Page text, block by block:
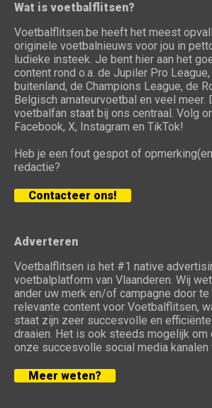
Wat is voetbalflitsen?
Voetbalflitsen.be heeft het meest
originele voetbalnieuws voor jou in
ludieke insteek. Je bent hier aan het
content rond o.a. de Jupiler Pro
buitenland, de Champions League, de
Belgisch amateurvoetbal en veel meer.
voetbalfan staat bij ons centraal. Volg
Facebook, X, Instagram en TikTok!
Heb je een fout gespot of
redactie?
Contacteer ons!
Adverteren
Voetbalflitsen is het #1 native
voetbalplatform van Vlaanderen. Wij
ander uw merk en/of campagne door te
relevante content voor Voetbalflitsen,
staat zijn zeer succesvolle en
draaien. Het is ook steeds mogelijk om
onze succesvolle social media kanalen
Meer weten?